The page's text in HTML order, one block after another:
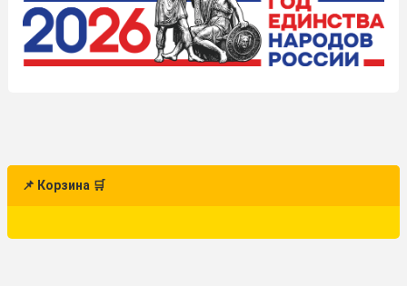
📌 Корзина 🛒